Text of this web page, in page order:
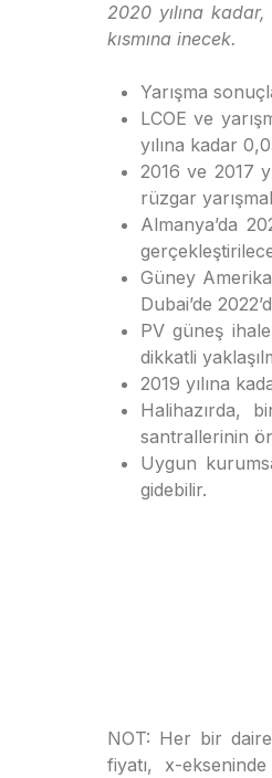
2020 yılına
kısmına inecek.
Yarışma
LCOE ve
yılına kadar
2016 ve 2017
rüzgar
Almanya’da
Güney
Dubai’de
PV güneş
dikkatli
2019 yılına
Halihazırda,
santrallerinin
Uygun
gidebilir.
NOT: Her bir
fiyatı, x-